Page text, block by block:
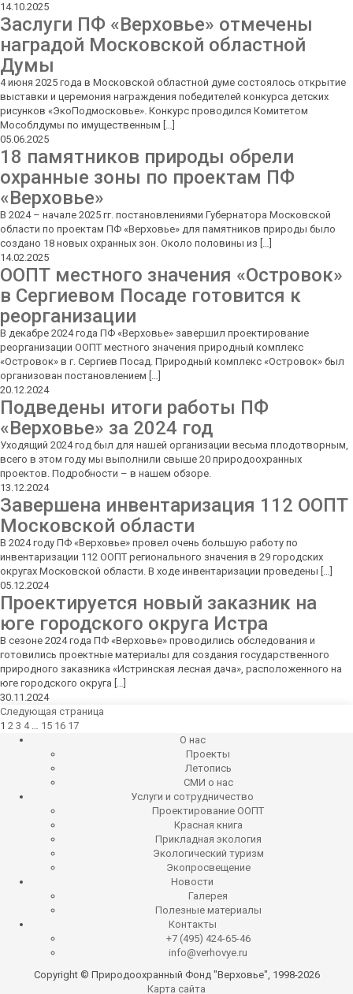
14.10.2025
Заслуги ПФ «Верховье» отмечены
наградой Московской областной
Думы
4 июня 2025 года в Московской областной думе состоялось открытие
выставки и церемония награждения победителей конкурса детских
рисунков «ЭкоПодмосковье». Конкурс проводился Комитетом
Мособлдумы по имущественным […]
05.06.2025
18 памятников природы обрели
охранные зоны по проектам ПФ
«Верховье»
В 2024 – начале 2025 гг. постановлениями Губернатора Московской
области по проектам ПФ «Верховье» для памятников природы было
создано 18 новых охранных зон. Около половины из […]
14.02.2025
ООПТ местного значения «Островок»
в Сергиевом Посаде готовится к
реорганизации
В декабре 2024 года ПФ «Верховье» завершил проектирование
реорганизации ООПТ местного значения природный комплекс
«Островок» в г. Сергиев Посад. Природный комплекс «Островок» был
организован постановлением […]
20.12.2024
Подведены итоги работы ПФ
«Верховье» за 2024 год
Уходящий 2024 год был для нашей организации весьма плодотворным,
всего в этом году мы выполнили свыше 20 природоохранных
проектов. Подробности – в нашем обзоре.
13.12.2024
Завершена инвентаризация 112 ООПТ
Московской области
В 2024 году ПФ «Верховье» провел очень большую работу по
инвентаризации 112 ООПТ регионального значения в 29 городских
округах Московской области. В ходе инвентаризации проведены […]
05.12.2024
Проектируется новый заказник на
юге городского округа Истра
В сезоне 2024 года ПФ «Верховье» проводились обследования и
готовились проектные материалы для создания государственного
природного заказника «Истринская лесная дача», расположенного на
юге городского округа […]
30.11.2024
Следующая страница
1 2 3 4 … 15 16 17
О нас
Проекты
Летопись
СМИ о нас
Услуги и сотрудничество
Проектирование ООПТ
Красная книга
Прикладная экология
Экологический туризм
Экопросвещение
Новости
Галерея
Полезные материалы
Контакты
+7 (495) 424-65-46
info@verhovye.ru
Copyright © Природоохранный Фонд "Верховье", 1998-2026
Карта сайта